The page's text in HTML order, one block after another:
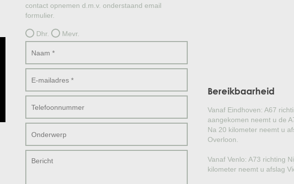
PERZISCHE
JAPANSE
contact opnemen d.m.v. onderstaand email
formulier.
Dhr. Mevr.
Bereikbaarheid
Vanaf Eindhoven: A67
aangekomen neemt u de
Na 20 kilometer neemt u
Overloon.
Vanaf Venlo: A73 richting
kilometer neemt u afslag